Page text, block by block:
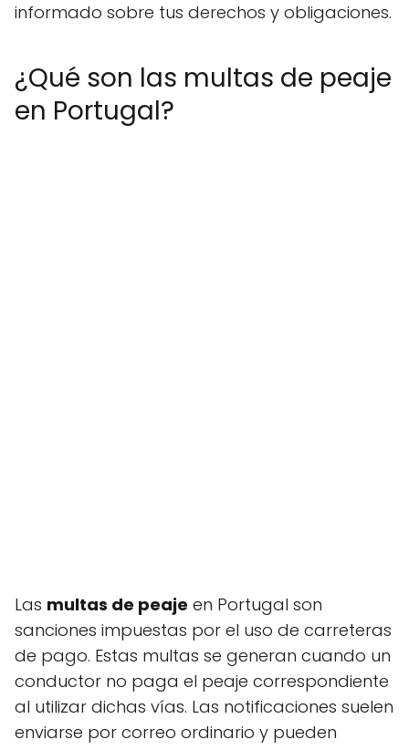
informado sobre tus derechos y obligaciones.
¿Qué son las multas de peaje
en Portugal?
Las multas de peaje en Portugal son
sanciones impuestas por el uso de carreteras
de pago. Estas multas se generan cuando un
conductor no paga el peaje correspondiente
al utilizar dichas vías. Las notificaciones suelen
enviarse por correo ordinario y pueden